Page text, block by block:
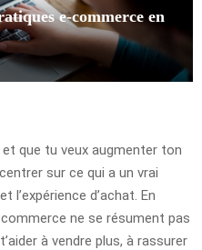
e-commerce en
que tu veux augmenter ton
sur ce qui a un vrai
l’expérience d’achat. En
ne se résument pas
à vendre plus, à rassurer